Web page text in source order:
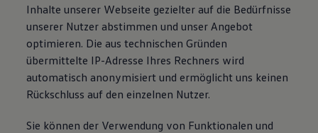
Inhalte unserer Webseite gezielter auf die Bedürfnisse
unserer Nutzer abstimmen und unser Angebot
optimieren. Die aus technischen Gründen
übermittelte IP-Adresse Ihres Rechners wird
automatisch anonymisiert und ermöglicht uns keinen
Rückschluss auf den einzelnen Nutzer.
Sie können der Verwendung von Funktionalen und